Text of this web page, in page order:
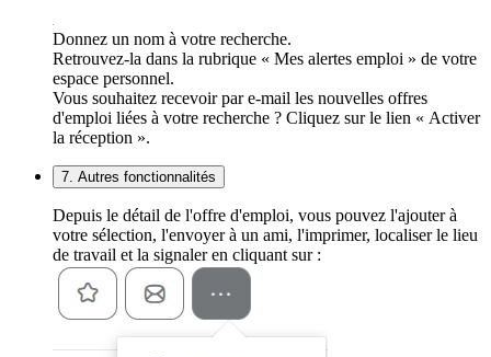
Donnez un nom à votre recherche.
Retrouvez-la dans la rubrique « Mes alertes emploi » de votre
espace personnel.
Vous souhaitez recevoir par e-mail les nouvelles offres
d'emploi liées à votre recherche ? Cliquez sur le lien « Activer
la réception ».
7. Autres fonctionnalités
Depuis le détail de l'offre d'emploi, vous pouvez l'ajouter à
votre sélection, l'envoyer à un ami, l'imprimer, localiser le lieu
de travail et la signaler en cliquant sur :